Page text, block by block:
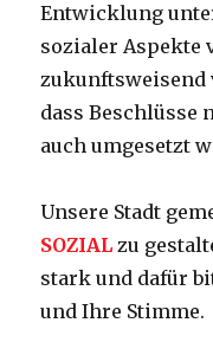
Entwicklung
sozialer Aspekte
zukunftsweisend
dass Beschlüsse
auch umgesetzt
Unsere Stadt
SOZIALzu
stark und dafür
und Ihre Stimme.